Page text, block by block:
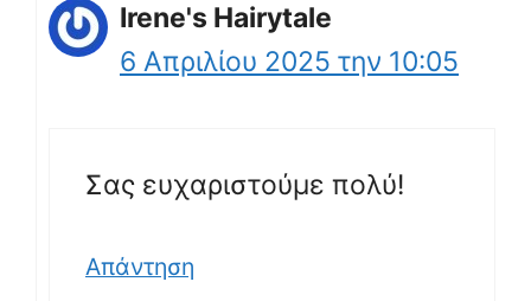
Irene's Hairytale
6 Απριλίου 2025 την 10:05
Σας ευχαριστούμε πολύ!
Απάντηση